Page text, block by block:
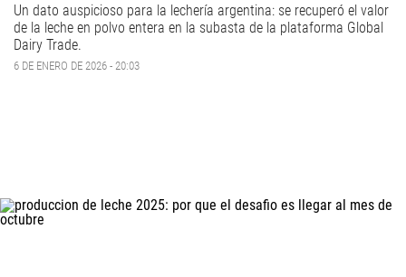
Un dato auspicioso para la lechería argentina: se recuperó el valor
de la leche en polvo entera en la subasta de la plataforma Global
Dairy Trade.
6 DE ENERO DE 2026 - 20:03